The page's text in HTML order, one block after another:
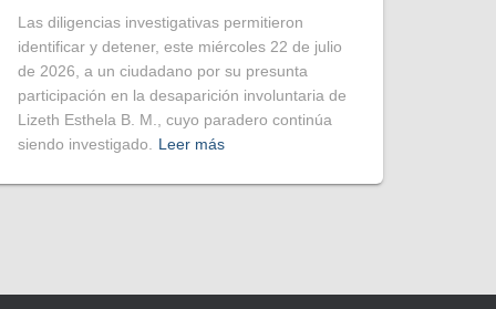
Las diligencias investigativas permitieron
identificar y detener, este miércoles 22 de julio
de 2026, a un ciudadano por su presunta
participación en la desaparición involuntaria de
Lizeth Esthela B. M., cuyo paradero continúa
siendo investigado.
Leer más